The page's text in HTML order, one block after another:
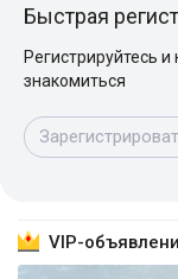
Быстрая
Регистрируйтесь и
знакомиться
VIP-